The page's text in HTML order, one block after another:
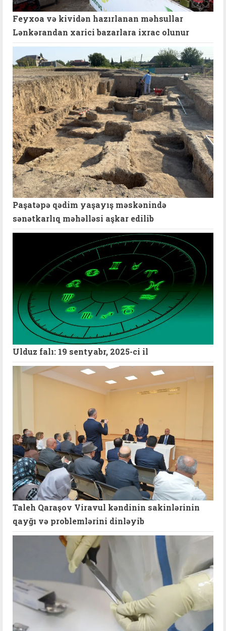
Feyxoa və kividən hazırlanan məhsullar
Lənkərandan xarici bazarlara ixrac olunur
Paşatəpə qədim yaşayış məskənində
sənətkarlıq məhəlləsi aşkar edilib
Ulduz falı: 19 sentyabr, 2025-ci il
Taleh Qaraşov Viravul kəndinin sakinlərinin
qayğı və problemlərini dinləyib